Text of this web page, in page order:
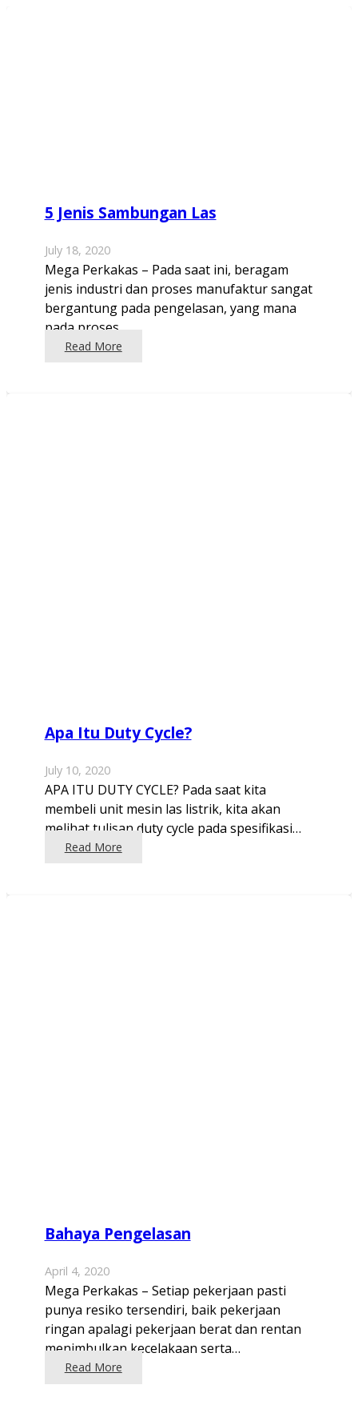
5 Jenis Sambungan Las
July 18, 2020
Mega Perkakas – Pada saat ini, beragam
jenis industri dan proses manufaktur sangat
bergantung pada pengelasan, yang mana
pada proses…
Read More
Apa Itu Duty Cycle?
July 10, 2020
APA ITU DUTY CYCLE? Pada saat kita
membeli unit mesin las listrik, kita akan
melihat tulisan duty cycle pada spesifikasi…
Read More
Bahaya Pengelasan
April 4, 2020
Mega Perkakas – Setiap pekerjaan pasti
punya resiko tersendiri, baik pekerjaan
ringan apalagi pekerjaan berat dan rentan
menimbulkan kecelakaan serta…
Read More